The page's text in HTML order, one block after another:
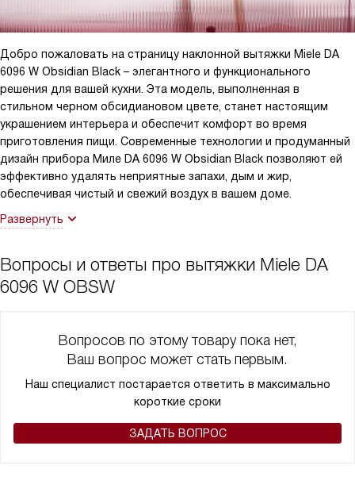
Добро пожаловать на страницу наклонной вытяжки Miele DA
6096 W Obsidian Black – элегантного и функционального
решения для вашей кухни. Эта модель, выполненная в
стильном черном обсидиановом цвете, станет настоящим
украшением интерьера и обеспечит комфорт во время
приготовления пищи. Современные технологии и продуманный
дизайн прибора Миле DA 6096 W Obsidian Black позволяют ей
эффективно удалять неприятные запахи, дым и жир,
обеспечивая чистый и свежий воздух в вашем доме.
Развернуть
Вопросы и ответы про вытяжки Miele DA
6096 W OBSW
Вопросов по этому товару пока нет,
Ваш вопрос может стать первым.
Наш специалист постарается ответить в максимально
короткие сроки
ЗАДАТЬ ВОПРОС